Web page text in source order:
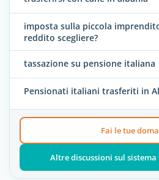
imposta sulla piccola
reddito scegliere?
tassazione su pensione italiana
Pensionati italiani trasferiti in
Fai le tue
Altre discussioni sul